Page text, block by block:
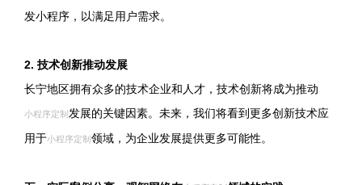
发小程序，以满足用户需求。
2. 技术创新推动发展
长宁地区拥有众多的技术企业和人才，技术创新将成为推动
小程序定制 发展的关键因素。未来，我们将看到更多创新技术应
用于小程序定制 领域，为企业发展提供更多可能性。